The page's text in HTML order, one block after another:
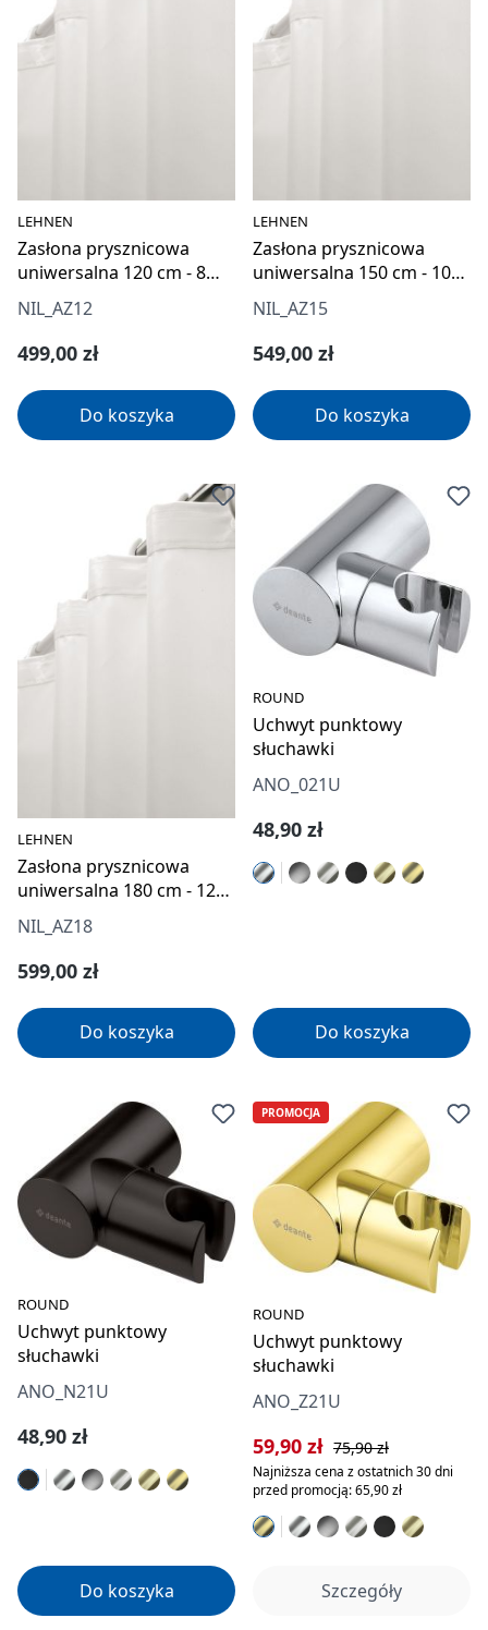
LEHNEN
Zasłona prysznicowa
uniwersalna 120 cm - 8
oczek
NIL_AZ12
Cena regularna:
499,00 zł
Do koszyka
LEHNEN
Zasłona prysznicowa
uniwersalna 150 cm - 10
oczek
NIL_AZ15
Cena regularna:
549,00 zł
Do koszyka
LEHNEN
Zasłona prysznicowa
uniwersalna 180 cm - 12
oczek
NIL_AZ18
Cena regularna:
599,00 zł
Do koszyka
ROUND
Uchwyt punktowy
słuchawki
ANO_021U
Cena regularna:
48,90 zł
Do koszyka
ROUND
Uchwyt punktowy
słuchawki
ANO_N21U
Cena regularna:
48,90 zł
Do koszyka
PROMOCJA
ROUND
Uchwyt punktowy
słuchawki
ANO_Z21U
Cena sprzedaży:
59,90 zł Cena regularna:
75,90 zł
Najniższa cena z ostatnich 30 dni
przed promocją: 65,90 zł
Szczegóły